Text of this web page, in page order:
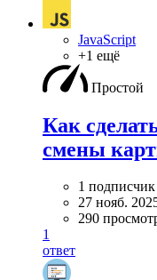
JavaScript
+1 ещё
Простой
Как
смены
1 подписчик
27 нояб.
290
1
ответ